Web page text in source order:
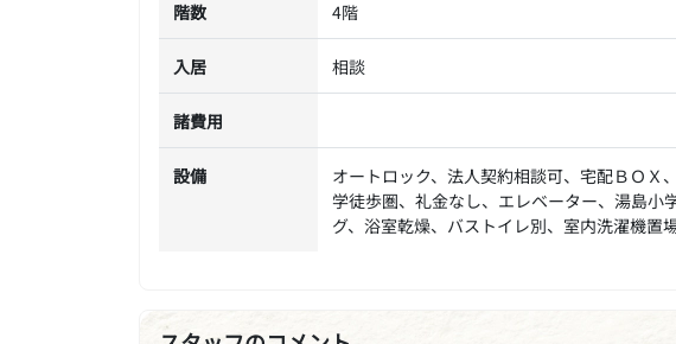
階数 4階
入居 相談
諸費用
設備
オートロック、法人契約相談可、宅配ＢＯ
学徒歩圏、礼金なし、エレベーター、湯島小
グ、浴室乾燥、バストイレ別、室内洗濯機置